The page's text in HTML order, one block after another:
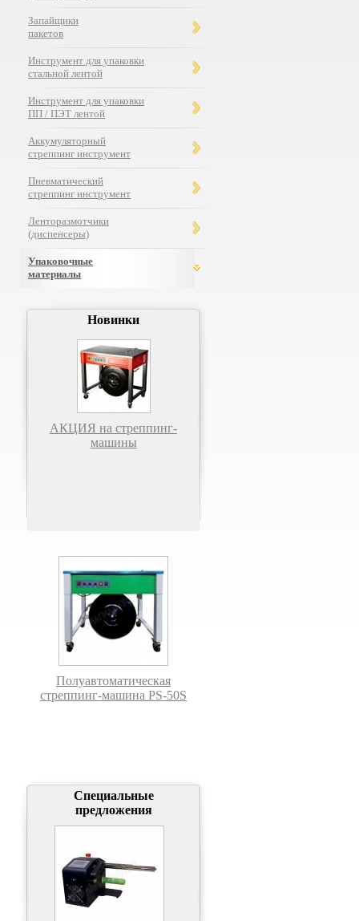
Запайщики
пакетов
Инструмент для упаковки
стальной лентой
Инструмент для упаковки
ПП / ПЭТ лентой
Аккумуляторный
стреппинг инструмент
Пневматический
стреппинг инструмент
Ленторазмотчики
(диспенсеры)
Упаковочные
материалы
Новинки
АКЦИЯ на стреппинг-
машины
Полуавтоматическая
стреппинг-машина PS-50S
Специальные
предложения